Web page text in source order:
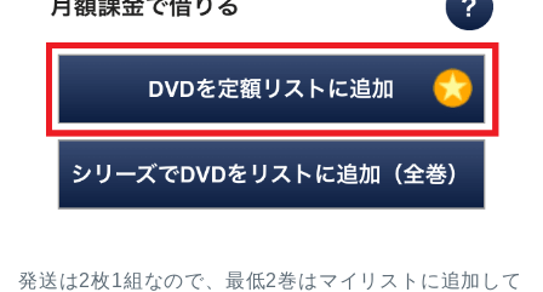
発送は2枚1組なので、最低2巻はマイリストに追加して